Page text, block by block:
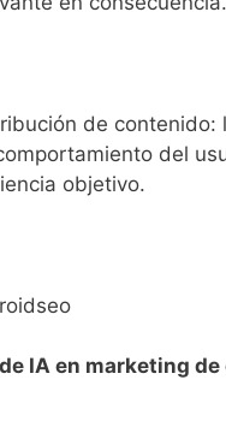
de
del
objetivo.
IA en marketing